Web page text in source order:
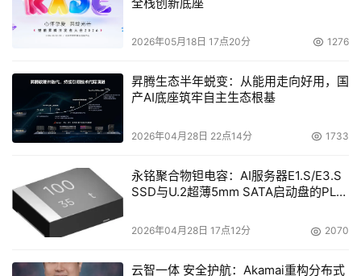
网络数据包，所以基于NP架构的防火墙与X86架构的防火
墙相比，性能得到了很大的提高。
NP通过专门的指令集和配套的软件开发系统，提供强大
的编程能力，因而便于开发应用，支持可扩展的服务，而且
研制周期短，成本较低。但是，相比于X86架构，由于应用
开发、功能扩展受到NP的配套软件的限制，基于NP技术的
方面NP不如ASIC。NP开发的难度和灵活性都介于ASIC和
x86构架之间，应该说，NP是X86架构和ASIC之间的一个
折衷。目前NP的主要提供商是Intel和Motorola，国内基于
2026年05月18日 17点20分 1276
昇腾生态半年蜕变：从能用走向好用，国
产AI底座筑牢自主生态根基
2026年04月28日 22点14分 1733
永铭聚合物钽电容：AI服务器E1.S/E3.S
SSD与U.2超薄5mm SATA启动盘的PLP
2026年04月28日 17点12分 2070
云智一体 安全护航：Akamai重构分布式